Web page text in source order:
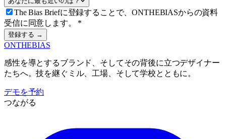
The Bias Briefに登録することで、ONTHEBIASからの資料
受信に同意します。
*
登録する →
ONTHEBIAS
感性を導とするブランド、そしてその背後に立つデザイナー
たちへ。技を継ぐミル、工場、そして学校とともに。
デモを予約
つながる